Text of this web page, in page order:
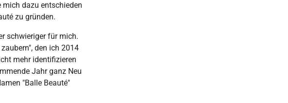
dazu entschieden
zu gründen.
schwieriger für mich.
den ich 2014
mehr identifizieren
Jahr ganz Neu
"Balle Beauté"